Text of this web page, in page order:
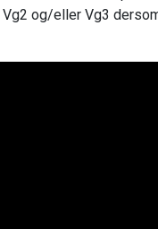
og/eller Vg3